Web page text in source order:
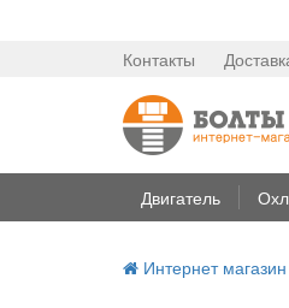
Контакты
Двигатель
Интернет